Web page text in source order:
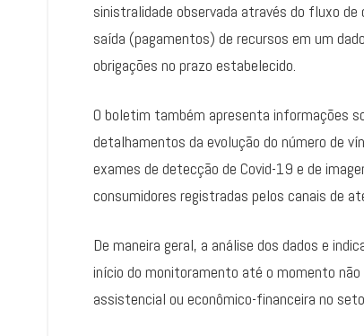
sinistralidade observada através do fluxo
saída (pagamentos) de recursos em um
obrigações no prazo estabelecido.
O boletim também apresenta informações
detalhamentos da evolução do número de
exames de detecção de Covid-19 e de
consumidores registradas pelos canais de
De maneira geral, a análise dos dados e
início do monitoramento até o momento
assistencial ou econômico-financeira no